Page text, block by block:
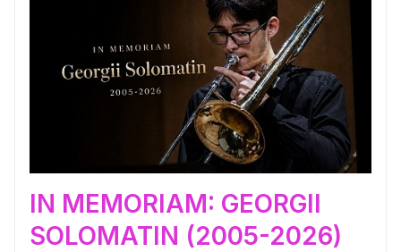
IN MEMORIAM: GEORGII
SOLOMATIN (2005-2026)